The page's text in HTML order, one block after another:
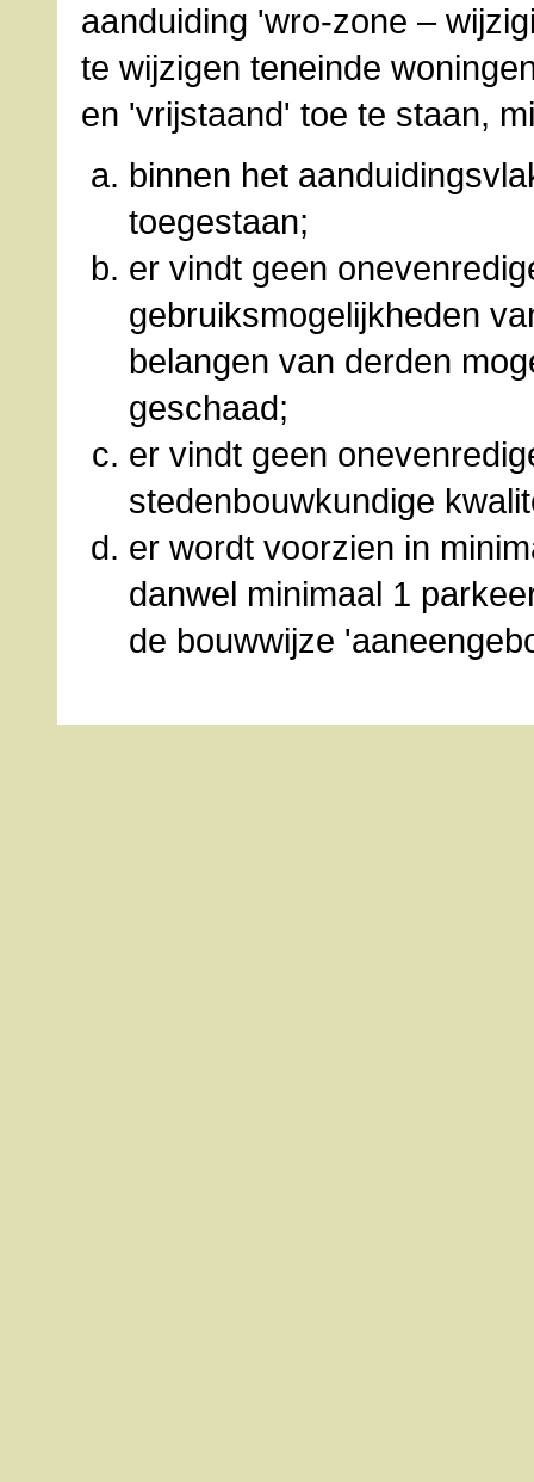
aanduiding 'wro-zone –
te wijzigen teneinde
en 'vrijstaand' toe te staan,
binnen het
toegestaan;
er vindt geen
gebruiksmogelijkheden
belangen van derden
geschaad;
er vindt geen
stedenbouwkundige
er wordt voorzien in
danwel minimaal 1
de bouwwijze